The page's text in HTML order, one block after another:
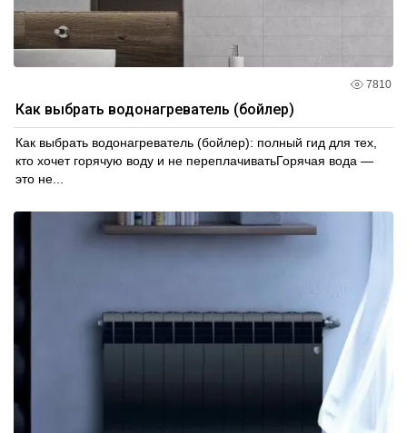
7810
Как выбрать водонагреватель (бойлер)
Как выбрать водонагреватель (бойлер): полный гид для тех,
кто хочет горячую воду и не переплачиватьГорячая вода —
это не...